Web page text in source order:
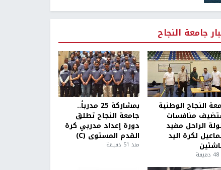
جامعة النجاح
النجاح الوطنية
منافسات
الراحل مفيد
لكرة اليد
بمشاركة 25 مدرباً..
جامعة النجاح تطلق
دورة إعداد مدربي كرة
القدم المستوى (C)
منذ 51 دقيقة